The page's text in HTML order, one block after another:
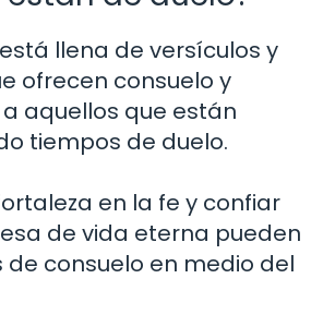
llena de versículos y
ofrecen consuelo y
aquellos que están
tiempos de duelo.
en la fe y confiar
de vida eterna pueden
de consuelo en medio del